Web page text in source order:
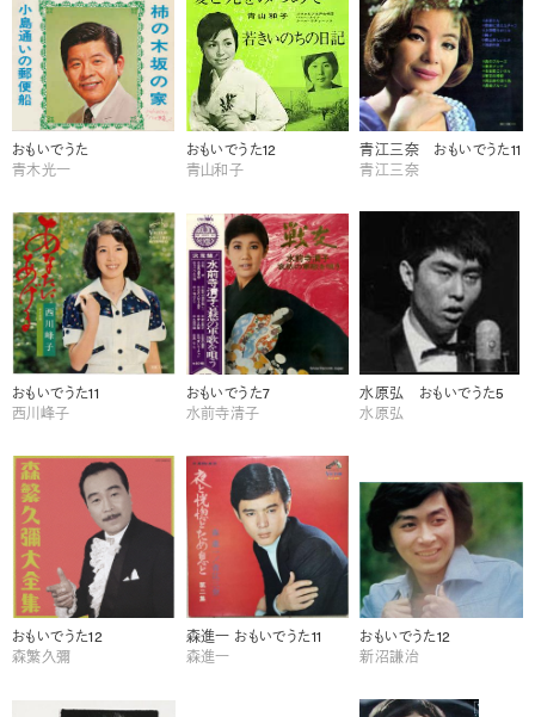
おもいでうた
青木光一
おもいでうた12
青山和子
青江三奈 おもいでうた11
青江三奈
おもいでうた11
西川峰子
おもいでうた7
水前寺清子
水原弘 おもいでうた5
水原弘
おもいでうた12
森繁久彌
森進一 おもいでうた11
森進一
おもいでうた12
新沼謙治